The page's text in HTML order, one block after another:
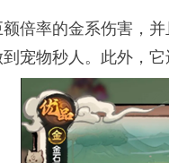
倍率的金系伤害，
宠物秒人。此外，